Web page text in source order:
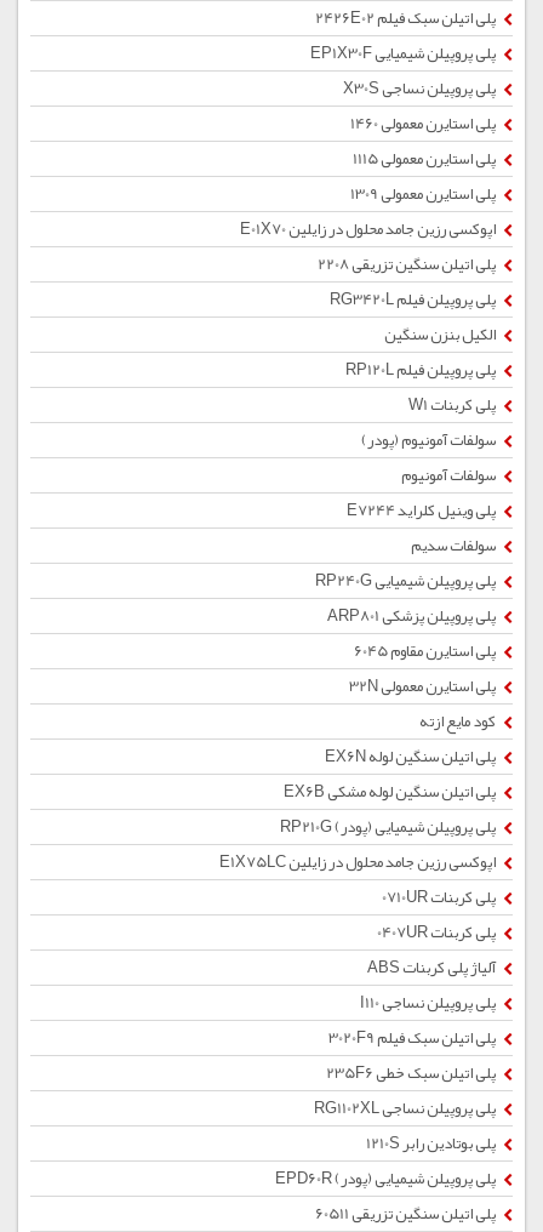
پلی اتیلن سبک فیلم 2426E02
پلی پروپیلن شیمیایی EP1X30F
پلی پروپیلن نساجی X30S
پلی استایرن معمولی 1460
پلی استایرن معمولی 1115
پلی استایرن معمولی 1309
اپوکسی رزین جامد محلول در زایلین E01X70
پلی اتیلن سنگین تزریقی 2208
پلی پروپیلن فیلم RG3420L
الکیل بنزن سنگین
پلی پروپیلن فیلم RP120L
پلی کربنات W1
سولفات آمونیوم (پودر)
سولفات آمونیوم
پلی وینیل کلراید E7244
سولفات سدیم
پلی پروپیلن شیمیایی RP240G
پلی پروپیلن پزشکی ARP801
پلی استایرن مقاوم 6045
پلی استایرن معمولی 32N
کود مایع ازته
پلی اتیلن سنگین لوله EX6N
پلی اتیلن سنگین لوله مشکی EX6B
پلی پروپیلن شیمیایی (پودر) RP210G
اپوکسی رزین جامد محلول در زایلین E1X75LC
پلی کربنات 0710UR
پلی کربنات 0407UR
آلیاژ پلی کربنات ABS
پلی پروپیلن نساجی I110
پلی اتیلن سبک فیلم 3020F9
پلی اتیلن سبک خطی 235F6
پلی پروپیلن نساجی RG1102XL
پلی بوتادین رابر 1210S
پلی پروپیلن شیمیایی (پودر) EPD60R
پلی اتیلن سنگین تزریقی 60511